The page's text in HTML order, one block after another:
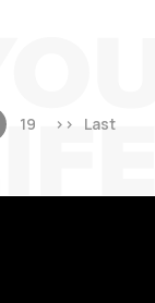
19 >> Last